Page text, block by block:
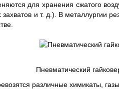
для хранения сжатого
и т. д.). В металлургии
Пневматический
различные химикаты,